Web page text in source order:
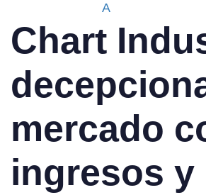
A
Chart
mercado
ingresos y